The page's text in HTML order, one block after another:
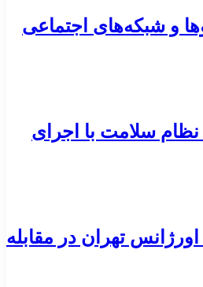
و شبکه‌های اجتماعی
سلامت با اجرای
تهران در مقابله